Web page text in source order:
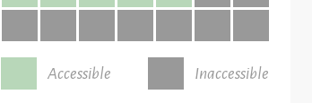
Accessible Inaccessible